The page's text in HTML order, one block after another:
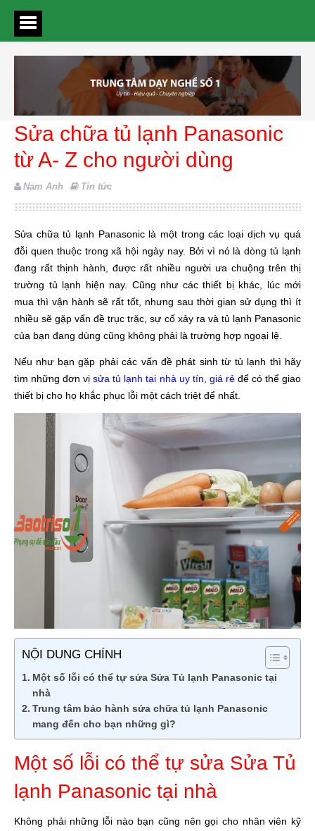
Sửa chữa tủ lạnh Panasonic
từ A- Z cho người dùng
Nam Anh Tin tức
Sửa chữa tủ lạnh Panasonic là một trong các loại dịch vụ quá
đỗi quen thuộc trong xã hội ngày nay. Bởi vì nó là dòng tủ lạnh
đang rất thịnh hành, được rất nhiều người ưa chuộng trên thị
trường tủ lạnh hiện nay. Cũng như các thiết bị khác, lúc mới
mua thì vận hành sẽ rất tốt, nhưng sau thời gian sử dụng thì ít
nhiều sẽ gặp vấn đề trục trặc, sự cố xảy ra và tủ lạnh Panasonic
của bạn đang dùng cũng không phải là trường hợp ngoại lệ.
Nếu như bạn gặp phải các vấn đề phát sinh từ tủ lạnh thì hãy
tìm những đơn vịsửa tủ lạnh tại nhà uy tín, giá rẻđể có thể giao
thiết bị cho họ khắc phục lỗi một cách triệt để nhất.
NỘI DUNG CHÍNH
Một số lỗi có thể tự sửa Sửa Tủ lạnh Panasonic tại
nhà
Trung tâm bảo hành sửa chữa tủ lạnh Panasonic
mang đến cho bạn những gì?
Một số lỗi có thể tự sửa Sửa Tủ
lạnh Panasonic tại nhà
Không phải những lỗi nào bạn cũng nên gọi cho nhân viên kỹ